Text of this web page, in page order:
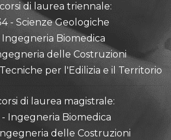
corsi di laurea triennale:
- Scienze Geologiche
Ingegneria Biomedica
delle Costruzioni
per l'Edilizia e il Territorio
di laurea magistrale:
- Ingegneria Biomedica
delle Costruzioni